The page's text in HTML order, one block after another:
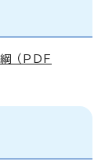
（PDF